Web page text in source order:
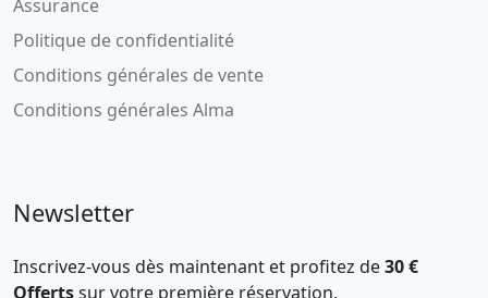
Assurance
Politique de confidentialité
Conditions générales de vente
Conditions générales Alma
Newsletter
Inscrivez-vous dès maintenant et profitez de30 €
Offertssur votre première réservation.